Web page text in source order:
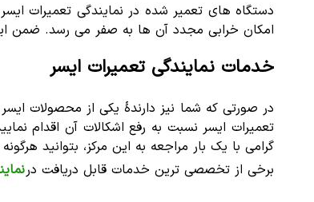
دستگاه های تعمیر شده در نمایندگی تعمیرات
امکان خرابی مجدد آن ها به صفر می رسد. ضمن
خدمات نمایندگی تعمیرات ایسر
در صورتی که شما نیز دارندۀ یکی از محصولات
تعمیرات ایسر نسبت به رفع اشکالات آن اقدام
گرامی با یک بار مراجعه به این مرکز، بتوانید
برخی از تخصصی ترین خدمات قابل دریافت در